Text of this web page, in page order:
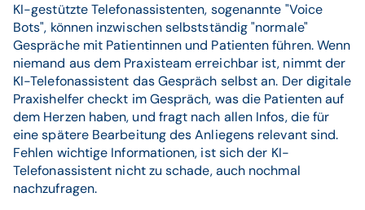
KI-gestützte Telefonassistenten, sogenannte "Voice
Bots", können inzwischen selbstständig "normale"
Gespräche mit Patientinnen und Patienten führen. Wenn
niemand aus dem Praxisteam erreichbar ist, nimmt der
KI-Telefonassistent das Gespräch selbst an. Der digitale
Praxishelfer checkt im Gespräch, was die Patienten auf
dem Herzen haben, und fragt nach allen Infos, die für
eine spätere Bearbeitung des Anliegens relevant sind.
Fehlen wichtige Informationen, ist sich der KI-
Telefonassistent nicht zu schade, auch nochmal
nachzufragen.